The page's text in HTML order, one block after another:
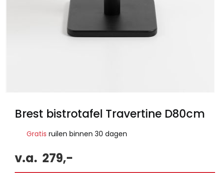
Brest bistrotafel Travertine D80cm
Gratis ruilen binnen 30 dagen
v.a. 279,-